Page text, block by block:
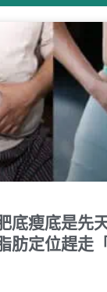
底瘦底是先
肪定位趕走
PagePagePagePage